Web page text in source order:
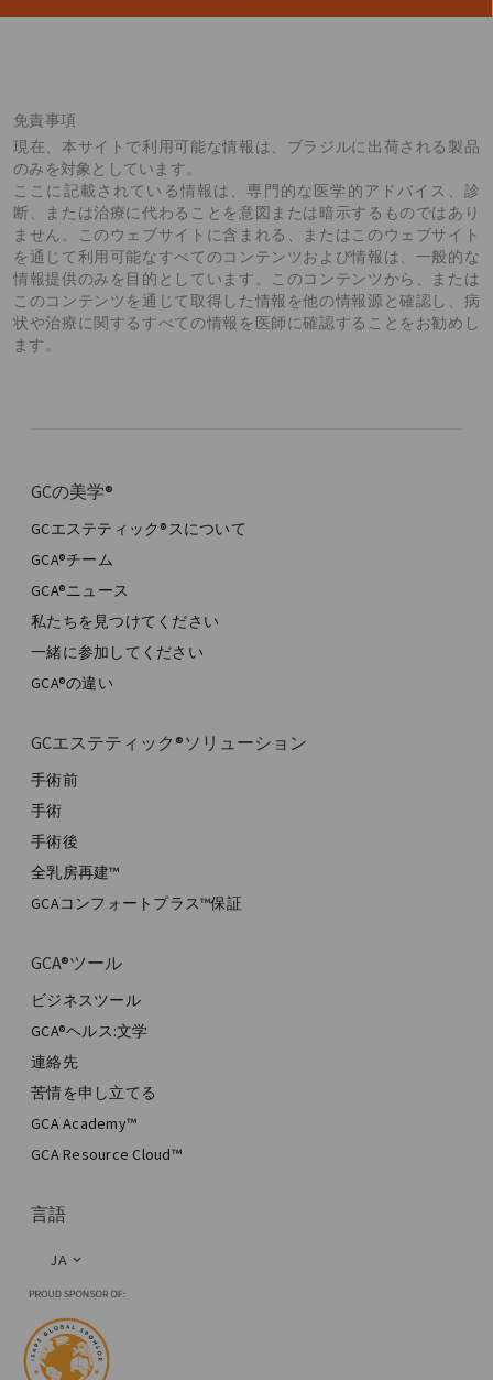
免責事項
現在、本サイトで利用可能な情報は、ブラジルに出荷される製品
のみを対象としています。
ここに記載されている情報は、専門的な医学的アドバイス、診
断、または治療に代わることを意図または暗示するものではあり
ません。このウェブサイトに含まれる、またはこのウェブサイト
を通じて利用可能なすべてのコンテンツおよび情報は、一般的な
情報提供のみを目的としています。このコンテンツから、または
このコンテンツを通じて取得した情報を他の情報源と確認し、病
状や治療に関するすべての情報を医師に確認することをお勧めし
ます。
GCの美学®
GCエステティック®スについて
GCA®チーム
GCA®ニュース
私たちを見つけてください
一緒に参加してください
GCA®の違い
GCエステティック®ソリューション
手術前
手術
手術後
全乳房再建™
GCAコンフォートプラス™保証
GCA®ツール
ビジネスツール
GCA®ヘルス:文学
連絡先
苦情を申し立てる
GCA Academy™
GCA Resource Cloud™
言語
JA